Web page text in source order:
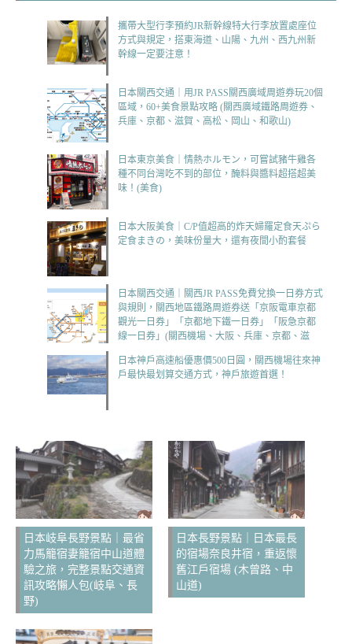
攜帶大型行李預約JR新幹線特大行李放置處座位
方式與規定，搭東海道、山陽、九州、西九州新
幹線一定要注意！
日本關西交通｜用JR PASS關西廣域周遊券玩20個
區域，60+美食景點攻略 (關西廣域鐵路周遊券、
兵庫、京都、滋賀、高松、岡山、和歌山)
日本東京美食｜情熱ホルモン，可嘗試豬牛雞各
種不同台灣吃不到的部位，醃料與醬料超搭超美
味！(美食)
日本大阪美食｜C/P值超高的炸天婦羅定食天ぷら
定食まきの，美味份量大，還有夜間小酌套餐
日本關西交通｜關西JR PASS免費兌換一日券方式
與規則，關西地區鐵路周遊券送「京阪電車京都
觀光一日券」「京都地下鐵一日券」「阪急京都
線一日券」(關西機場、大阪、兵庫、京都、滋
日本神戶高速船優惠價500日圓，關西機場往來神
戶最快最划算交通方式，神戶旅遊首選！
日本岐阜長野景點｜最省
力馬籠宿妻籠宿中山道體
驗之旅，完整景點交通資
訊攻略懶人包(岐阜、長
野)
日本長野景點｜日本最長
的宿場奈良井宿，重返懷
舊江戶宿場 (木曾路、中
山道)